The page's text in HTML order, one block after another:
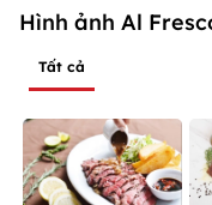
Hình ảnh Al
Tất cả